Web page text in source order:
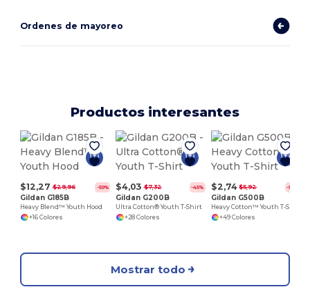
Ordenes de mayoreo
Productos interesantes
$12,27 $29,96 -59%
Gildan G185B
Heavy Blend™ Youth Hood
+16 Colores
$4,03 $7,32 -45%
Gildan G200B
Ultra Cotton® Youth T-Shirt
+28 Colores
$2,74 $5,92 -54%
Gildan G500B
+49 Colores
Mostrar todo